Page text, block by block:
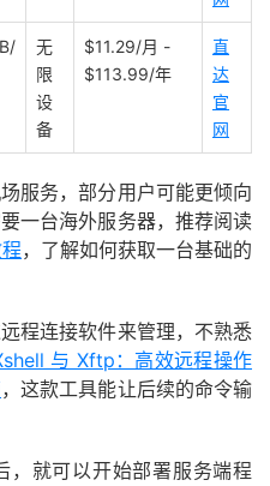
无
限
设
备
$11.29/月 -
$113.99/年
直
达
官
网
服务，部分用户可能更倾向
一台海外服务器，推荐阅读
，了解如何获取一台基础的
程连接软件来管理，不熟悉
与 Xftp：高效远程操作
，这款工具能让后续的命令输
，就可以开始部署服务端程